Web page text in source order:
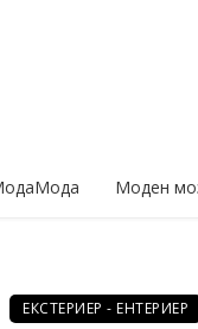
Моден
ЕКСТЕРИЕР - ЕНТЕРИЕР